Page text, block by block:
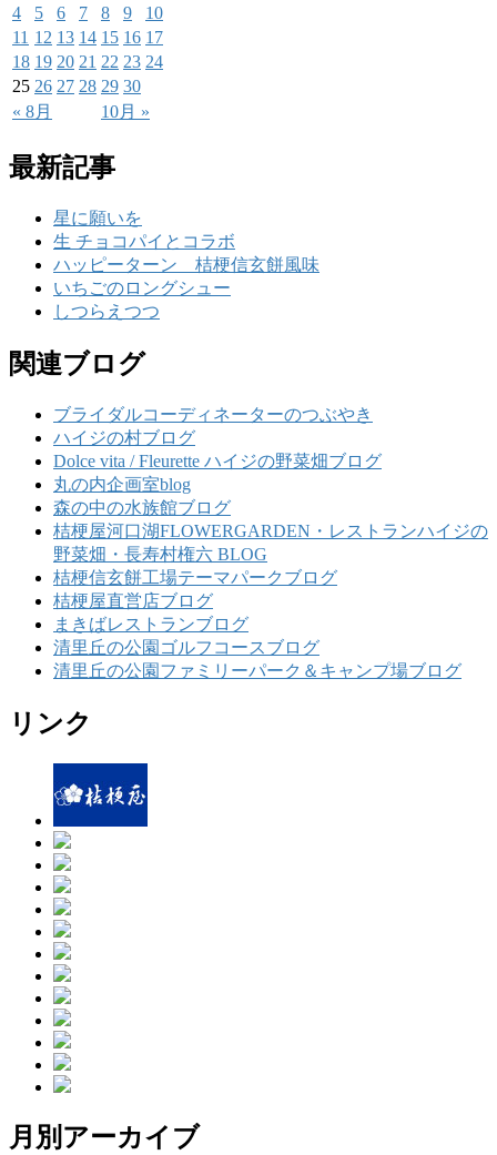
« 8月 10月 »
4
5 6 7 8 9
10
11 12 13 14 15 16 17
18 19 20 21 22 23 24
25 26 27 28 29 30
最新記事
星に願いを
生 チョコパイとコラボ
ハッピーターン 桔梗信玄餅風味
いちごのロングシュー
しつらえつつ
関連ブログ
ブライダルコーディネーターのつぶやき
ハイジの村ブログ
Dolce vita / Fleurette ハイジの野菜畑ブログ
丸の内企画室blog
森の中の水族館ブログ
桔梗屋河口湖FLOWERGARDEN・レストランハイジの
野菜畑・長寿村権六 BLOG
桔梗信玄餅工場テーマパークブログ
桔梗屋直営店ブログ
まきばレストランブログ
清里丘の公園ゴルフコースブログ
清里丘の公園ファミリーパーク＆キャンプ場ブログ
リンク
月別アーカイブ